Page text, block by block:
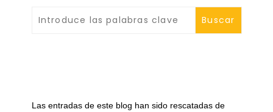
Las entradas de este blog han sido rescatadas de